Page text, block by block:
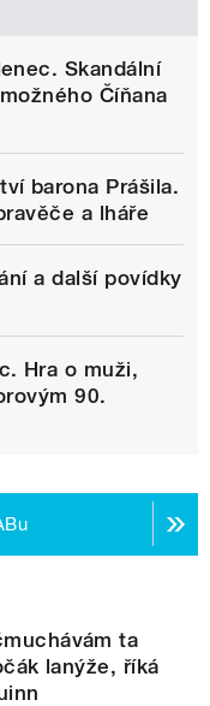
Skandální
Číňana
barona Prášila.
a lháře
a další povídky
Hra o muži,
90.
ta
lanýže, říká